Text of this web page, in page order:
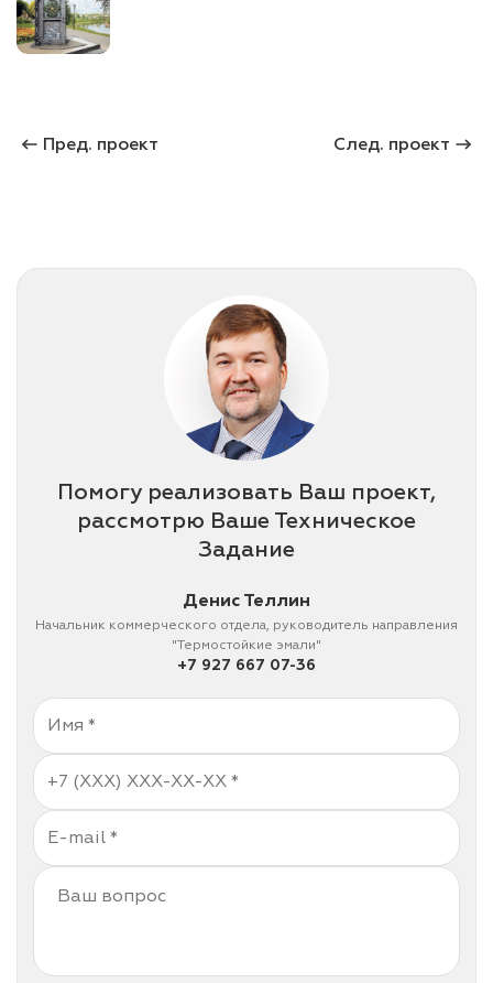
Пред. проект След. проект
Помогу реализовать Ваш проект,
рассмотрю Ваше Техническое
Задание
Денис Теллин
Начальник коммерческого отдела, руководитель направления
"Термостойкие эмали"
+7 927 667 07-36